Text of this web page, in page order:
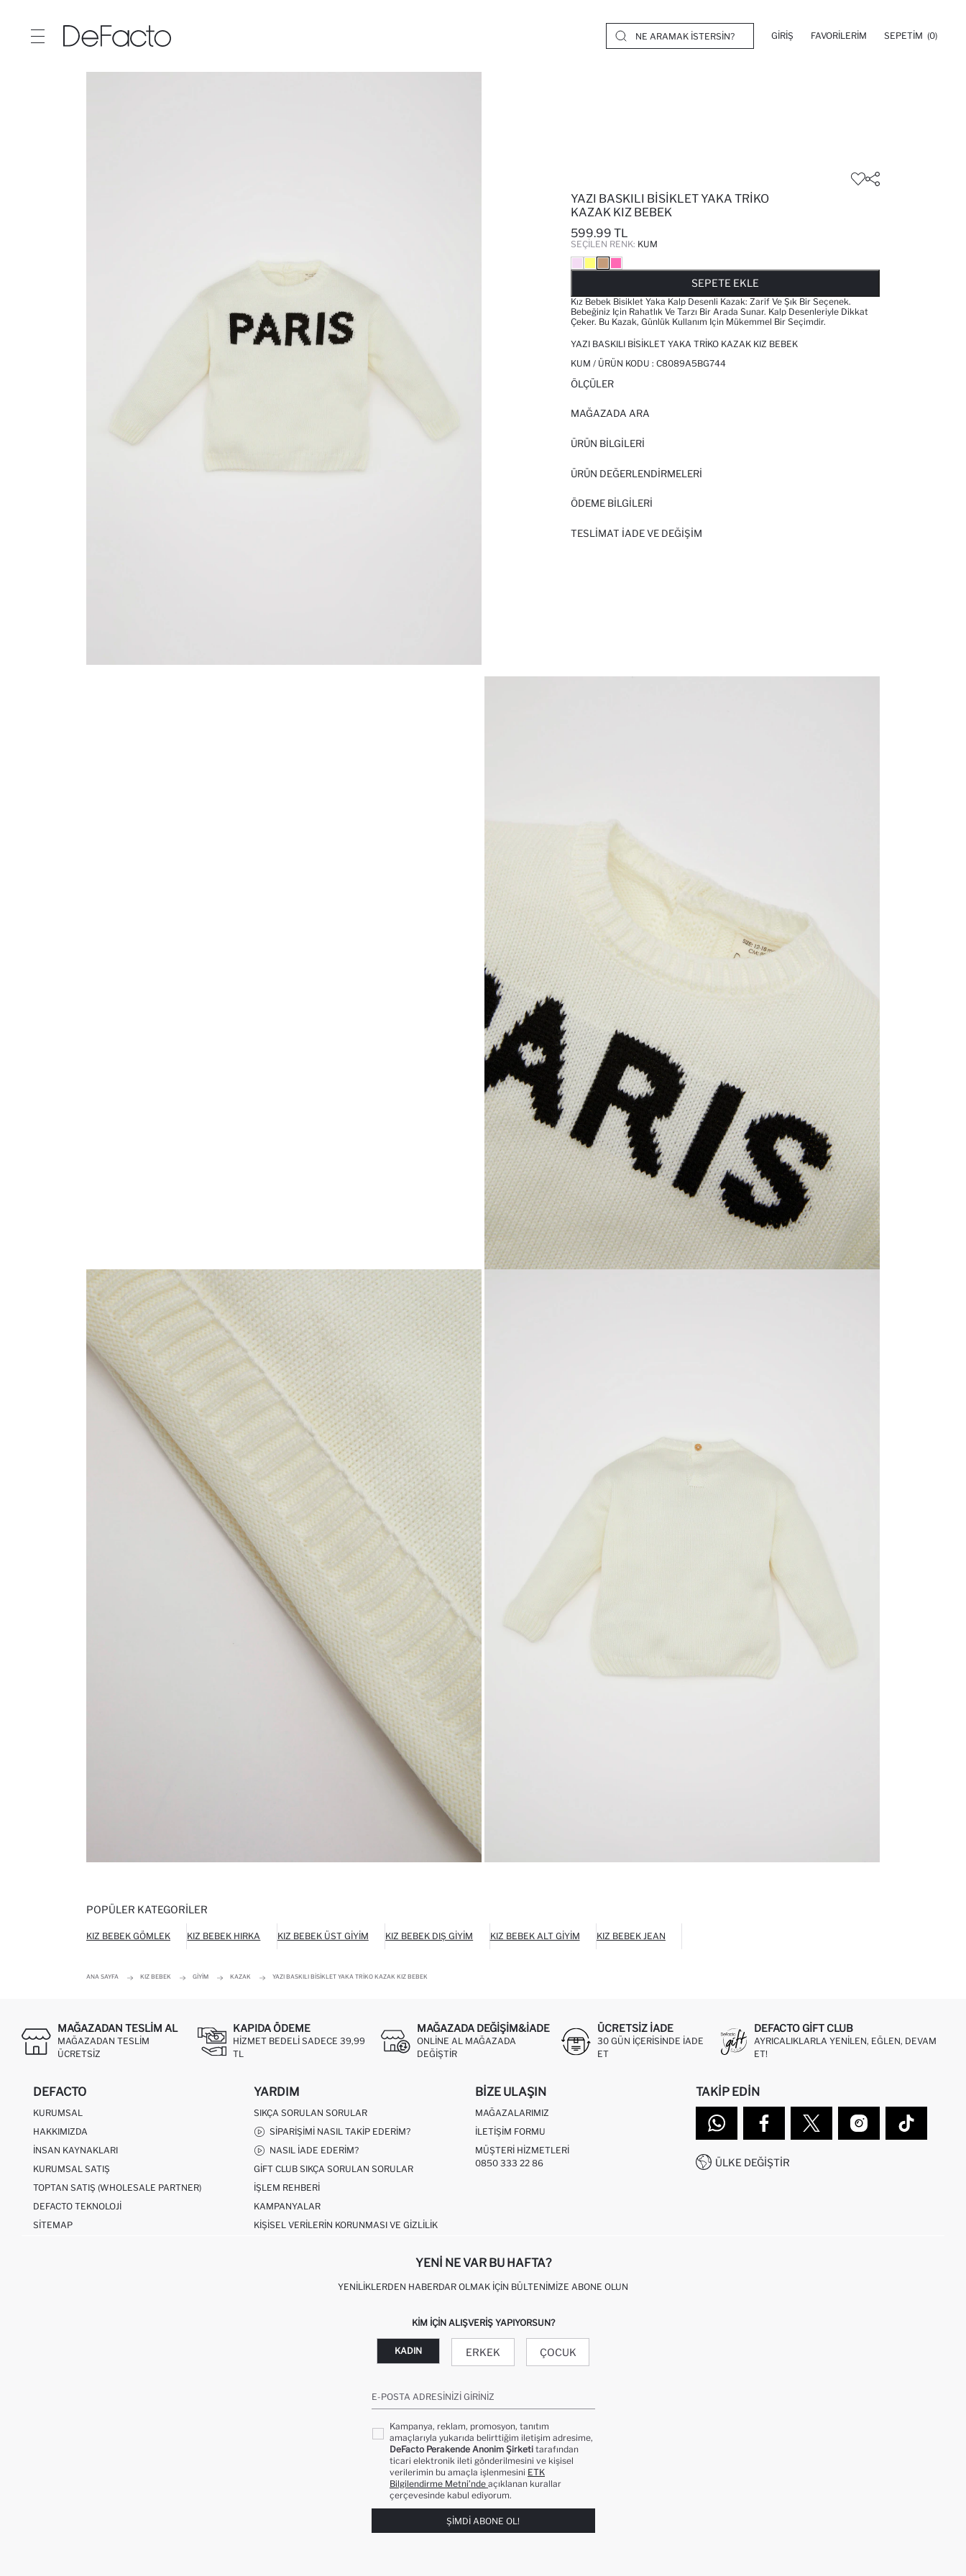
GIRIŞ FAVORILERIM SEPETIM (0)
YAZI BASKILI BISIKLET YAKA TRIKO
KAZAK KIZ BEBEK
599.99 TL
SEÇILEN RENK: KUM
SEPETE EKLE
Kız Bebek Bisiklet Yaka Kalp Desenli Kazak: Zarif Ve Şık Bir Seçenek.
Bebeğiniz Için Rahatlık Ve Tarzı Bir Arada Sunar. Kalp Desenleriyle Dikkat
Çeker. Bu Kazak, Günlük Kullanım Için Mükemmel Bir Seçimdir.
YAZI BASKILI BISIKLET YAKA TRIKO KAZAK KIZ BEBEK
KUM / ÜRÜN KODU : C8089A5BG744
ÖLÇÜLER
MAĞAZADA ARA
ÜRÜN BILGILERI
ÜRÜN DEĞERLENDİRMELERİ
ÖDEME BİLGİLERİ
TESLIMAT İADE VE DEĞIŞIM
POPÜLER KATEGORILER
KIZ BEBEK GÖMLEK KIZ BEBEK HIRKA KIZ BEBEK ÜST GIYIM KIZ BEBEK DIŞ GIYIM KIZ BEBEK ALT GIYIM KIZ BEBEK JEAN
ANA SAYFA KIZ BEBEK GIYIM KAZAK YAZI BASKILI BISIKLET YAKA TRIKO KAZAK KIZ BEBEK
MAĞAZADAN TESLIM AL
MAĞAZADAN TESLIM
ÜCRETSIZ
KAPIDA ÖDEME
HIZMET BEDELI SADECE 39,99
TL
MAĞAZADA DEĞIŞIM&İADE
ONLINE AL MAĞAZADA
DEĞIŞTIR
ÜCRETSIZ IADE
30 GÜN IÇERISINDE IADE
ET
DEFACTO GIFT CLUB
AYRICALIKLARLA YENILEN, EĞLEN, DEVAM
ET!
DEFACTO
KURUMSAL
HAKKIMIZDA
İNSAN KAYNAKLARI
KURUMSAL SATIŞ
TOPTAN SATIŞ (WHOLESALE PARTNER)
DEFACTO TEKNOLOJI
SITEMAP
YARDIM
SIKÇA SORULAN SORULAR
SIPARIŞIMI NASIL TAKIP EDERIM?
NASIL İADE EDERIM?
GIFT CLUB SIKÇA SORULAN SORULAR
İŞLEM REHBERI
KAMPANYALAR
KIŞISEL VERILERIN KORUNMASI VE GIZLILIK
BIZE ULAŞIN
MAĞAZALARIMIZ
İLETIŞIM FORMU
MÜŞTERI HIZMETLERI
0850 333 22 86
TAKIP EDIN
ÜLKE DEĞIŞTIR
YENI NE VAR BU HAFTA?
YENILIKLERDEN HABERDAR OLMAK İÇIN BÜLTENIMIZE ABONE OLUN
KIM IÇIN ALIŞVERIŞ YAPIYORSUN?
KADIN ERKEK ÇOCUK
E-POSTA ADRESINIZI GIRINIZ
Kampanya, reklam, promosyon, tanıtım
amaçlarıyla yukarıda belirttiğim iletişim adresime,
DeFacto Perakende Anonim Şirketi tarafından
ticari elektronik ileti gönderilmesini ve kişisel
verilerimin bu amaçla işlenmesini ETK
Bilgilendirme Metni’nde açıklanan kurallar
çerçevesinde kabul ediyorum.
ŞIMDI ABONE OL!